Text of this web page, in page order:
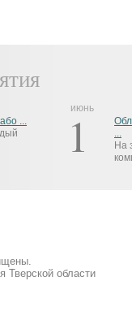
...
июнь
1
...
На
Тверской области